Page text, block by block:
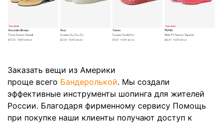
Заказать вещи из Америки
проще всего Бандеролькой. Мы создали
эффективные инструменты шопинга для жителей
России. Благодаря фирменному сервису Помощь
при покупке наши клиенты получают доступ к